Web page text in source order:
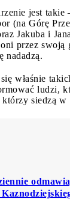
jest takie
(na Górę
Jakuba i
przez swoją
nadadzą.
właśnie
ludzi,
siedzą w